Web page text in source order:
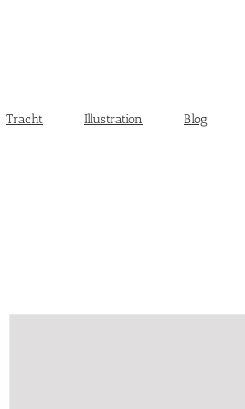
Tracht Illustration Blog